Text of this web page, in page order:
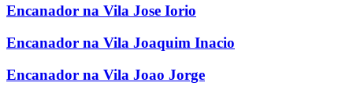
Encanador na Vila Jose Iorio
Encanador na Vila Joaquim Inacio
Encanador na Vila Joao Jorge